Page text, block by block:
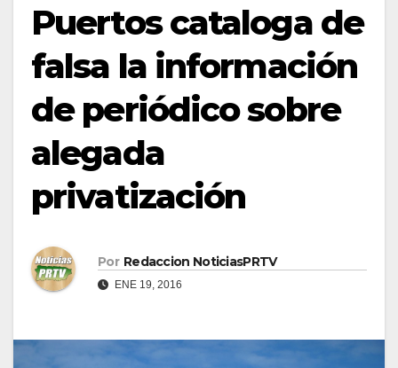
Puertos cataloga de
falsa la información
de periódico sobre
alegada
privatización
Por Redaccion NoticiasPRTV
ENE 19, 2016